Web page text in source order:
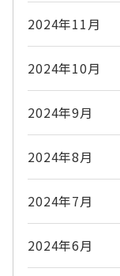
2024年11月
2024年10月
2024年9月
2024年8月
2024年7月
2024年6月